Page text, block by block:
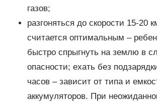
газов;
разгоняться до скорости 15-20
считается оптимальным –
быстро спрыгнуть на землю в
опасности; ехать без
часов – зависит от типа и
аккумуляторов. При